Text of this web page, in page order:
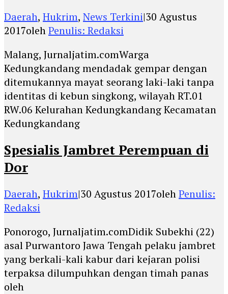
Daerah, Hukrim, News Terkini|30 Agustus
2017olehPenulis: Redaksi
Malang, Jurnaljatim.comWarga
Kedungkandang mendadak gempar dengan
ditemukannya mayat seorang laki-laki tanpa
identitas di kebun singkong, wilayah RT.01
RW.06 Kelurahan Kedungkandang Kecamatan
Kedungkandang
Spesialis Jambret Perempuan di
Dor
Daerah, Hukrim|30 Agustus 2017olehPenulis:
Redaksi
Ponorogo, Jurnaljatim.comDidik Subekhi (22)
asal Purwantoro Jawa Tengah pelaku jambret
yang berkali-kali kabur dari kejaran polisi
terpaksa dilumpuhkan dengan timah panas
oleh